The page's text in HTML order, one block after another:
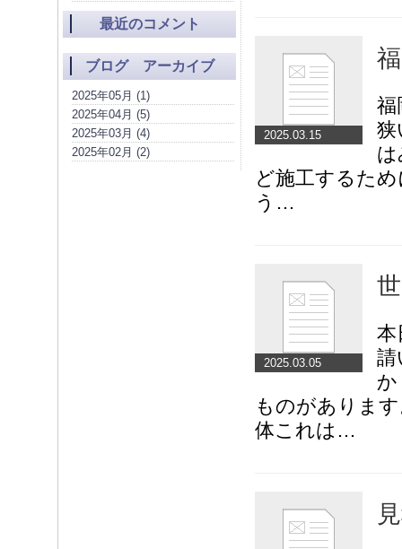
2025.03.15
福
狭
ど施工するた
う…
2025.03.05
本
請
ものがありま
体これは…
最近のコメント
ブログ アーカイブ
2025年05月 (1)
2025年04月 (5)
2025年03月 (4)
2025年02月 (2)